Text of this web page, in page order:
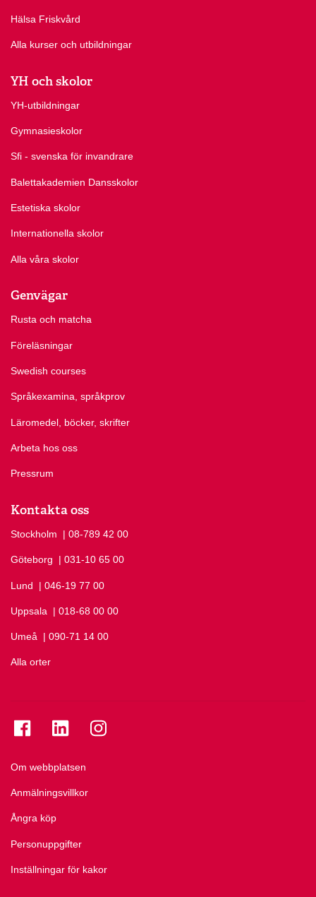
Hälsa Friskvård
Alla kurser och utbildningar
YH och skolor
YH-utbildningar
Gymnasieskolor
Sfi - svenska för invandrare
Balettakademien Dansskolor
Estetiska skolor
Internationella skolor
Alla våra skolor
Genvägar
Rusta och matcha
Föreläsningar
Swedish courses
Språkexamina, språkprov
Läromedel, böcker, skrifter
Arbeta hos oss
Pressrum
Kontakta oss
Stockholm Ring Stockholm på
| 08-789 42 00
Göteborg Ring Göteborg på
| 031-10 65 00
Lund Ring Lund på
| 046-19 77 00
Uppsala Ring Uppsala på
| 018-68 00 00
Umeå Ring Umeå på
| 090-71 14 00
Alla orter
Om webbplatsen
Anmälningsvillkor
Ångra köp
Personuppgifter
Inställningar för kakor
Se folkuniversitetet på Facebook
Se folkuniversitetet på LinkedIn